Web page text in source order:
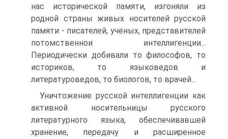
нас исторической памяти, изгоняли из
родной страны живых носителей русской
памяти - писателей, учёных, представителей
потомственнои интеллигенции...
Периодически добивали то философов, то
историков, то языковедов и
литературоведов, то биологов, то врачей...
Уничтожение русской интеллигенции как
активной носительницы русского
литературного языка, обеспечивавшей
хранение, передачу и расширенное